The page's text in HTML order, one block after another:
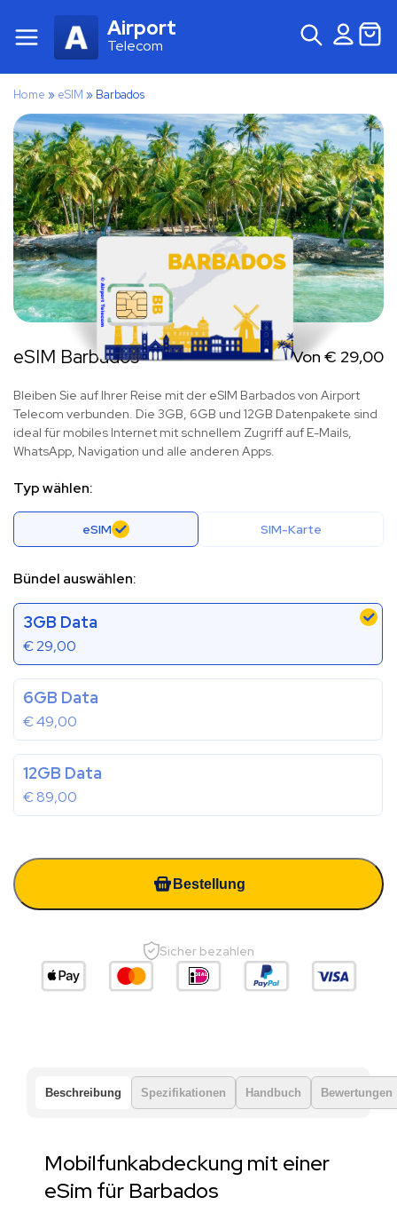
Airport
Telecom
Home » eSIM » Barbados
eSIM Barbados Von € 29,00
Bleiben Sie auf Ihrer Reise mit der eSIM Barbados von Airport
Telecom verbunden. Die 3GB, 6GB und 12GB Datenpakete sind
ideal für mobiles Internet mit schnellem Zugriff auf E-Mails,
WhatsApp, Navigation und alle anderen Apps.
Typ wählen:
eSIM SIM-Karte
Bündel auswählen:
3GB Data
€29,00
6GB Data
€49,00
12GB Data
€89,00
Bestellung
Sicher bezahlen
Beschreibung Spezifikationen Handbuch Bewertungen
Mobilfunkabdeckung mit einer
eSim für Barbados